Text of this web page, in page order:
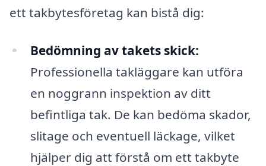
ett takbytesföretag kan bistå dig:
Bedömning av takets skick:
Professionella takläggare kan utföra
en noggrann inspektion av ditt
befintliga tak. De kan bedöma skador,
slitage och eventuell läckage, vilket
hjälper dig att förstå om ett takbyte